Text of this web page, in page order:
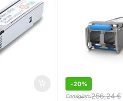
-20%
Consigliato:256,24€